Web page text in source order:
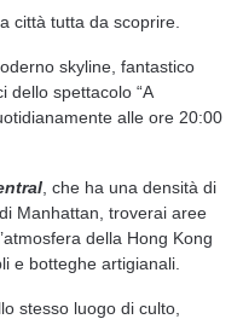
città tutta da scoprire.
skyline, fantastico
dello spettacolo “A
alle ore 20:00
, che ha una densità di
Manhattan, troverai aree
della Hong Kong
e botteghe artigianali.
stesso luogo di culto,